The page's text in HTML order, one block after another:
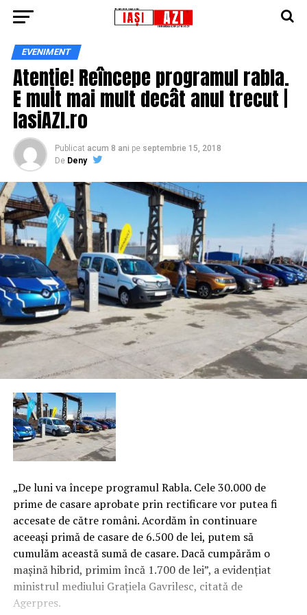
EVENIMENT
Atenție! Reîncepe programul rabla.
E mult mai mult decât anul trecut |
IasiAZI.ro
Publicat acum 8 ani pe septembrie 15, 2018
De Deny
„De luni va începe programul Rabla. Cele 30.000 de
prime de casare aprobate prin rectificare vor putea fi
accesate de către români. Acordăm în continuare
aceeaşi primă de casare de 6.500 de lei, putem să
cumulăm această sumă de casare. Dacă cumpărăm o
maşină hibrid, primim încă 1.700 de lei”, a evidenţiat
ministrul mediului Graţiela Gavrilesc, citată de
Agerpres.